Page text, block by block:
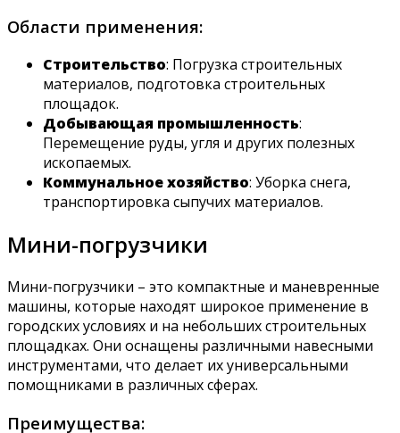
Области применения:
Строительство: Погрузка строительных
материалов, подготовка строительных
площадок.
Добывающая промышленность:
Перемещение руды, угля и других полезных
ископаемых.
Коммунальное хозяйство: Уборка снега,
транспортировка сыпучих материалов.
Мини-погрузчики
Мини-погрузчики – это компактные и маневренные
машины, которые находят широкое применение в
городских условиях и на небольших строительных
площадках. Они оснащены различными навесными
инструментами, что делает их универсальными
помощниками в различных сферах.
Преимущества: